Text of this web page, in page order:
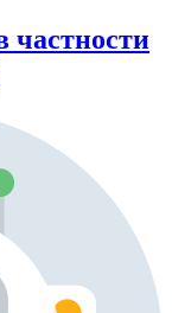
частности